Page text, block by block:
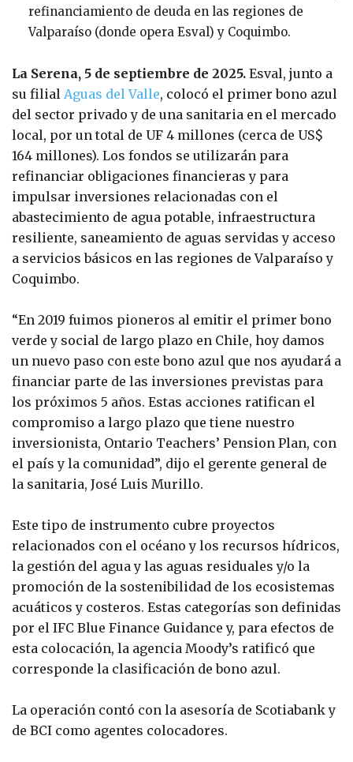
refinanciamiento de deuda en las regiones de
Valparaíso (donde opera Esval) y Coquimbo.
La Serena, 5 de septiembre de 2025. Esval, junto a
su filial Aguas del Valle, colocó el primer bono azul
del sector privado y de una sanitaria en el mercado
local, por un total de UF 4 millones (cerca de US$
164 millones). Los fondos se utilizarán para
refinanciar obligaciones financieras y para
impulsar inversiones relacionadas con el
abastecimiento de agua potable, infraestructura
resiliente, saneamiento de aguas servidas y acceso
a servicios básicos en las regiones de Valparaíso y
Coquimbo.
“En 2019 fuimos pioneros al emitir el primer bono
verde y social de largo plazo en Chile, hoy damos
un nuevo paso con este bono azul que nos ayudará a
financiar parte de las inversiones previstas para
los próximos 5 años. Estas acciones ratifican el
compromiso a largo plazo que tiene nuestro
inversionista, Ontario Teachers’ Pension Plan, con
el país y la comunidad”, dijo el gerente general de
la sanitaria, José Luis Murillo.
Este tipo de instrumento cubre proyectos
relacionados con el océano y los recursos hídricos,
la gestión del agua y las aguas residuales y/o la
promoción de la sostenibilidad de los ecosistemas
acuáticos y costeros. Estas categorías son definidas
por el IFC Blue Finance Guidance y, para efectos de
esta colocación, la agencia Moody’s ratificó que
corresponde la clasificación de bono azul.
La operación contó con la asesoría de Scotiabank y
de BCI como agentes colocadores.